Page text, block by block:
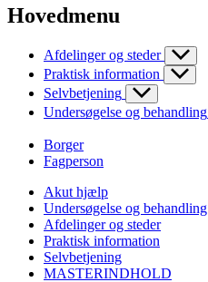
Hovedmenu
Afdelinger og steder
Praktisk information
Selvbetjening
Undersøgelse og behandling
Borger
Fagperson
Akut hjælp
Undersøgelse og behandling
Afdelinger og steder
Praktisk information
Selvbetjening
MASTERINDHOLD